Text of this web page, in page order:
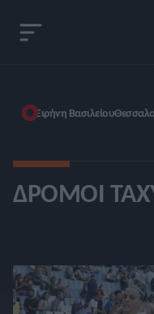
Ειρήνη Βασιλείου
ΔΡΌΜΟΙ